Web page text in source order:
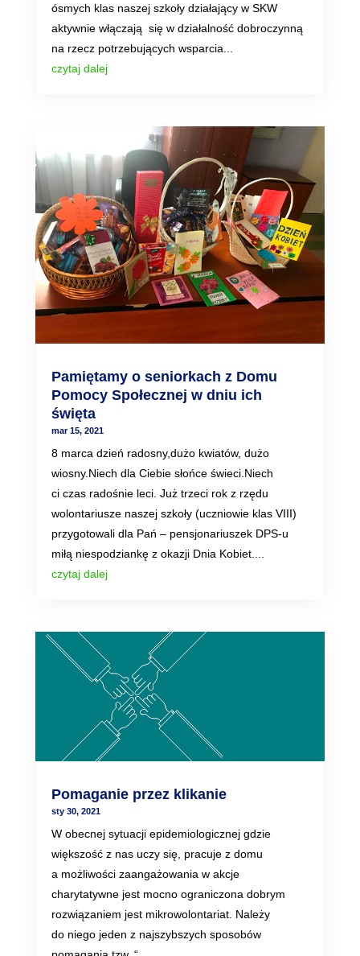
ósmych klas naszej szkoły działający w SKW
aktywnie włączają się w działalność dobroczynną
na rzecz potrzebujących wsparcia...
czytaj dalej
Pamiętamy o seniorkach z Domu
Pomocy Społecznej w dniu ich
święta
mar 15, 2021
8 marca dzień radosny,dużo kwiatów, dużo
wiosny.Niech dla Ciebie słońce świeci.Niech
ci czas radośnie leci. Już trzeci rok z rzędu
wolontariusze naszej szkoły (uczniowie klas VIII)
przygotowali dla Pań – pensjonariuszek DPS-u
miłą niespodziankę z okazji Dnia Kobiet....
czytaj dalej
Pomaganie przez klikanie
sty 30, 2021
W obecnej sytuacji epidemiologicznej gdzie
większość z nas uczy się, pracuje z domu
a możliwości zaangażowania w akcje
charytatywne jest mocno ograniczona dobrym
rozwiązaniem jest mikrowolontariat. Należy
do niego jeden z najszybszych sposobów